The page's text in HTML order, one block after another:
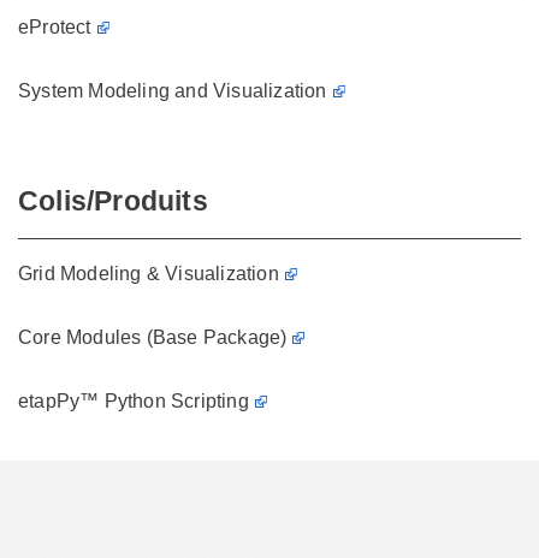
eProtect
System Modeling and Visualization
Colis/Produits
Grid Modeling & Visualization
Core Modules (Base Package)
etapPy™ Python Scripting